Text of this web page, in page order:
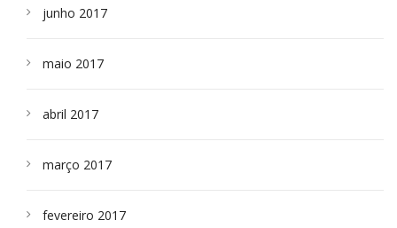
junho 2017
maio 2017
abril 2017
março 2017
fevereiro 2017